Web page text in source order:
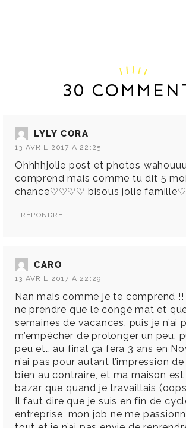
30
LYLY CORA
13 AVRIL 2017 À 22:25
Ohhhhjolie post et photos
comprend mais comme tu dit 5
chance♡♡♡♡ bisous jolie
RÉPONDRE
CARO
13 AVRIL 2017 À 22:29
Nan mais comme je te comprend !!
ne prendre que le congé mat et
semaines de vacances, puis je n’ai
m’empêcher de prolonger un peu,
peu et… au final ça fera 3 ans en
n’ai pas pour autant l’impression de
bien au contraire, et ma maison est
bazar que quand je travaillais
Il faut dire que je suis en fin de
entreprise, mon job ne me